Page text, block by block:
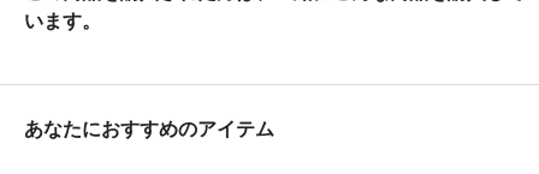
います。
あなたにおすすめのアイテム